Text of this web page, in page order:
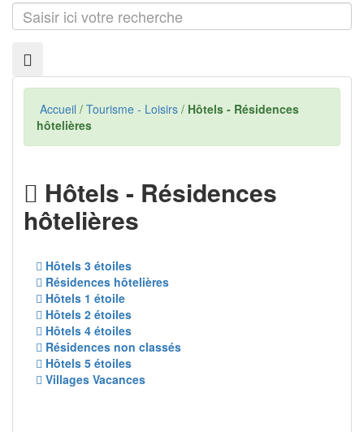
Saisir
ici
recherche
Accueil / Tourisme - Loisirs / Hôtels - Résidences
hôtelières
Hôtels - Résidences
hôtelières
Hôtels 3 étoiles
Résidences hôtelières
Hôtels 1 étoile
Hôtels 2 étoiles
Hôtels 4 étoiles
Résidences non classés
Hôtels 5 étoiles
Villages Vacances